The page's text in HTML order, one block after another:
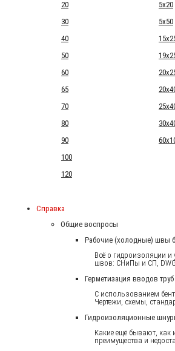
20
5x20
30
5x50
40
50
60
65
70
80
90
100
120
Справка
Общие воспросы
Рабочие (холодные) швы
Всё о гидроизоляции и
швов: СНиПы и СП,
Герметизация вводов труб
С использованием
Чертежи, схемы,
Гидроизоляционные
Какие ещё бывают, как
преимущества и